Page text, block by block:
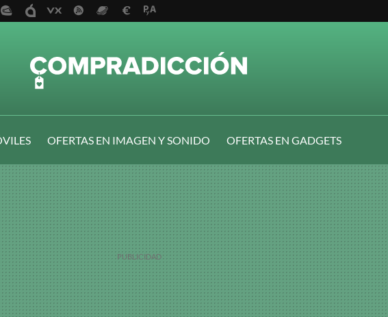
OFERTAS EN IMAGEN Y SONIDO
OFERTAS EN GADGETS